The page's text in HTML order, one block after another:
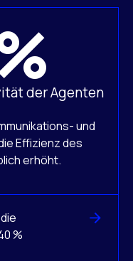
der Agenten
und
Effizienz des
erhöht.
%